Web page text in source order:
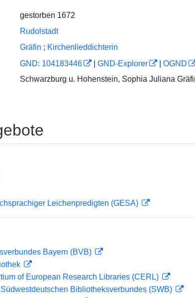
gestorben 1672
Rudolstadt
Gräfin ; Kirchenlieddichterin
GND: 104183446 GND-Explorer
OGND
Schwarzburg u. Hohenstein, Sophia Juliana
Leichenpredigten (GESA)
Bayern (BVB)
of European Research Libraries (CERL)
Bibliotheksverbundes (SWB)